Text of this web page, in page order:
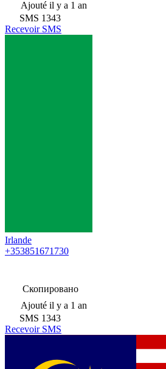
Ajouté il y a 1 an
SMS 1343
Recevoir SMS
Irlande
+353851671730
Скопировано
Ajouté il y a 1 an
SMS 1343
Recevoir SMS